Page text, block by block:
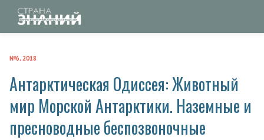
№6, 2018
Антарктическая Одиссея: Животный
мир Морской Антарктики. Наземные и
пресноводные беспозвоночные